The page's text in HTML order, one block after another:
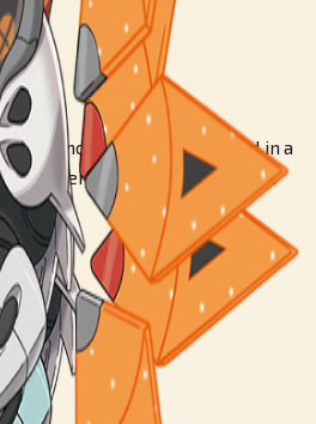
an unknown object described in a
UFO sent to observe humanity.